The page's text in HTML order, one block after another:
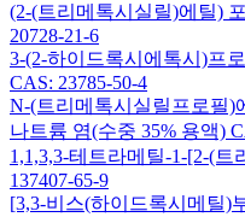
(2-(트리메톡시실릴)에틸)
20728-21-6
3-(2-하이드록시에톡시)프
CAS: 23785-50-4
N-(트리메톡시실릴프로필)
나트륨 염(수중 35% 용액)
1,1,3,3-테트라메틸-1-[2-(
137407-65-9
[3,3-비스(하이드록시메틸)